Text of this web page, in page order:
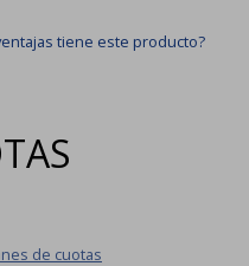
tiene este producto?
de cuotas